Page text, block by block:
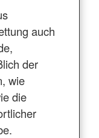
auch
der
wie
die